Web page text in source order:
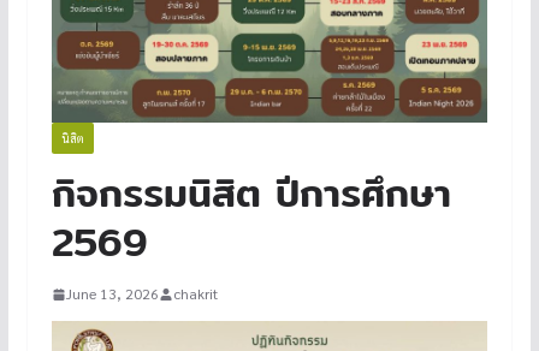
นิสิต
กิจกรรมนิสิต ปีการศึกษา
2569
June 13, 2026 chakrit